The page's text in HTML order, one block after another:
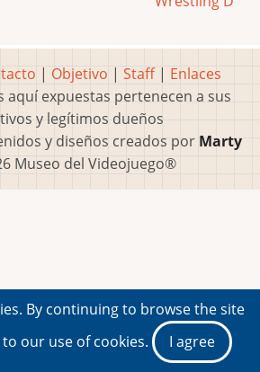
| Objetivo | Staff| Enlaces
aquí expuestas pertenecen a sus
y legítimos dueños
y diseños creados por Marty
Museo del Videojuego®
By continuing to browse the site
our use of cookies.
I agree